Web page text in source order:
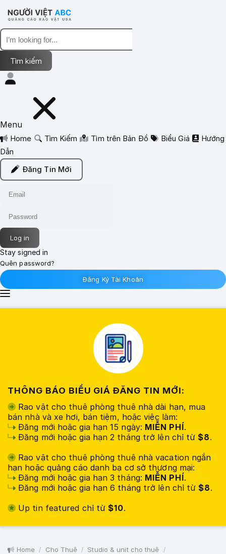
Menu
Home Tìm Kiếm Tìm trên Bản Đồ Biểu Giá
Hướng
Dẫn
Đăng Tin Mới
Stay signed in
Quên password?
Đăng Ký Tài Khoản
THÔNG BÁO BIỂU GIÁ ĐĂNG TIN MỚI:
Rao vặt cho thuê phòng thuê nhà dài hạn, mua
bán nhà và xe hơi, bán tiệm, hoặc việc làm:
Đăng mới hoặc gia hạn 15 ngày: MIỄN PHÍ.
Đăng mới hoặc gia hạn 2 tháng trở lên chỉ từ $8.
Rao vặt cho thuê phòng thuê nhà vacation ngắn
hạn hoặc quảng cáo danh bạ cơ sở thương mại:
Đăng mới hoặc gia hạn 3 tháng: MIỄN PHÍ.
Đăng mới hoặc gia hạn 6 tháng trở lên chỉ từ $8.
Up tin featured chỉ từ $10.
Home Cho Thuê
Studio & unit cho thuê